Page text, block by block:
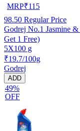
MRP₹115
98.50 Regular Price
Godrej No.1 Jasmine
Get 1 Free)
5X100 g
₹19.7/100g
Godrej
ADD
49%
OFF